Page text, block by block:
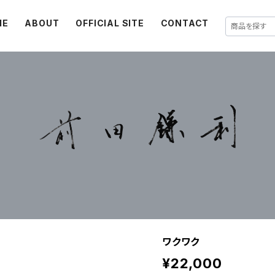
ABOUT OFFICIAL SITE CONTACT
ワクワク
¥22,000